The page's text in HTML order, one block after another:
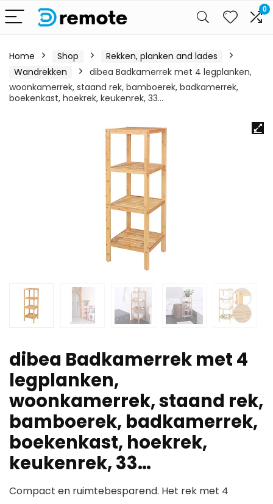
0
Home Shop
Rekken, planken and lades
Wandrekken
dibea Badkamerrek met 4 legplanken,
woonkamerrek, staand rek, bamboerek, badkamerrek,
boekenkast, hoekrek, keukenrek, 33…
dibea Badkamerrek met 4
legplanken,
woonkamerrek, staand rek,
bamboerek, badkamerrek,
boekenkast, hoekrek,
keukenrek, 33…
Compact en ruimtebesparend. Het rek met 4